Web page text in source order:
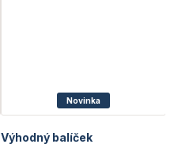
Novinka
Výhodný balíček